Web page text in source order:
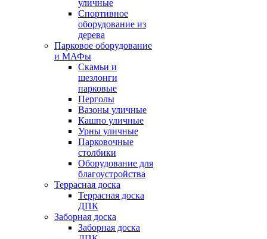
уличные
Спортивное
оборудование из
дерева
Парковое оборудование
и МАФы
Скамьи и
шезлонги
парковые
Перголы
Вазоны уличные
Кашпо уличные
Урны уличные
Парковочные
столбики
Оборудование для
благоустройства
Террасная доска
Террасная доска
ДПК
Заборная доска
Заборная доска